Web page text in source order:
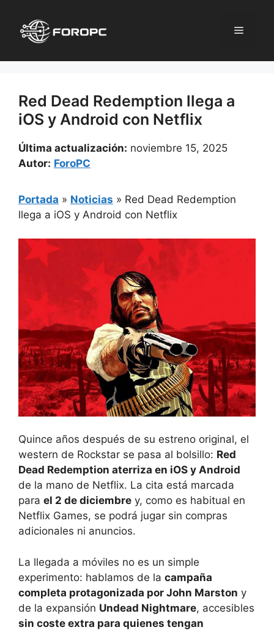
contenido
Menú
Red Dead Redemption llega a
iOS y Android con Netflix
Última actualización: noviembre 15, 2025
Autor: ForoPC
Portada » Noticias » Red Dead Redemption
llega a iOS y Android con Netflix
Quince años después de su estreno original, el
western de Rockstar se pasa al bolsillo: Red
Dead Redemption aterriza en iOS y Android
de la mano de Netflix. La cita está marcada
para el 2 de diciembre y, como es habitual en
Netflix Games, se podrá jugar sin compras
adicionales ni anuncios.
La llegada a móviles no es un simple
experimento: hablamos de la campaña
completa protagonizada por John Marston y
de la expansión Undead Nightmare, accesibles
sin coste extra para quienes tengan